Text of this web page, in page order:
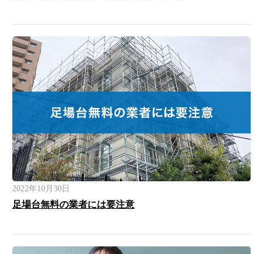
2022年10月30日
足場台無料の業者には要注意